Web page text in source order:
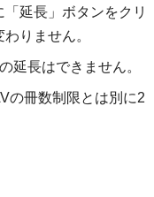
延長」ボタンをクリ
りません。
延長はできません。
の冊数制限とは別に2